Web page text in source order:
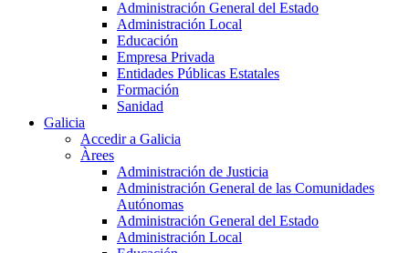
Administración General del Estado
Administración Local
Educación
Empresa Privada
Entidades Públicas Estatales
Formación
Sanidad
Galicia
Accedir a Galicia
Àrees
Administración de Justicia
Administración General de las Comunidades
Autónomas
Administración General del Estado
Administración Local